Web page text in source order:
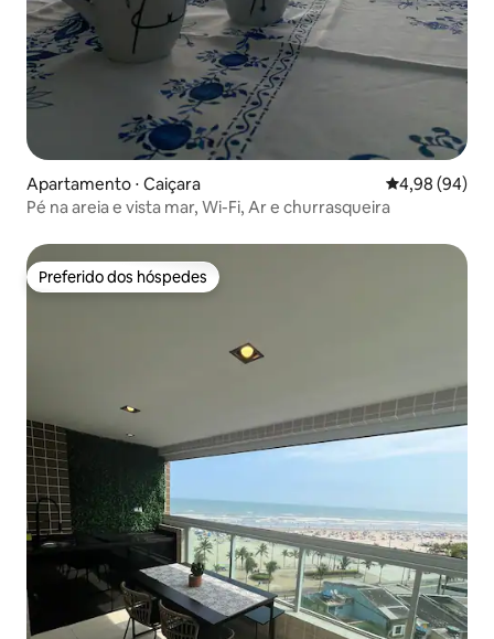
Apartamento ⋅ Caiçara 4,98 de uma
4,98 (94)
Pé na areia e vista mar, Wi-Fi, Ar e churrasqueira
Preferido dos hóspedes
Preferido dos hóspedes